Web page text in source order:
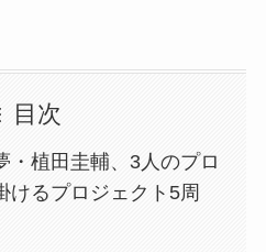
目次
・植田圭輔、3人のプロ
けるプロジェクト5周